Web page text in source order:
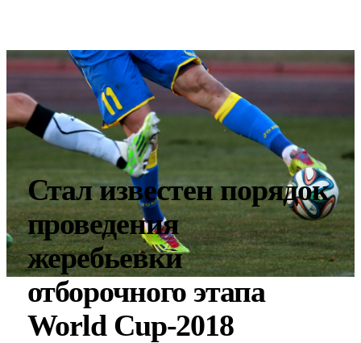
Стал известен порядок
проведения
жеребьевки
отборочного этапа
World Cup-2018